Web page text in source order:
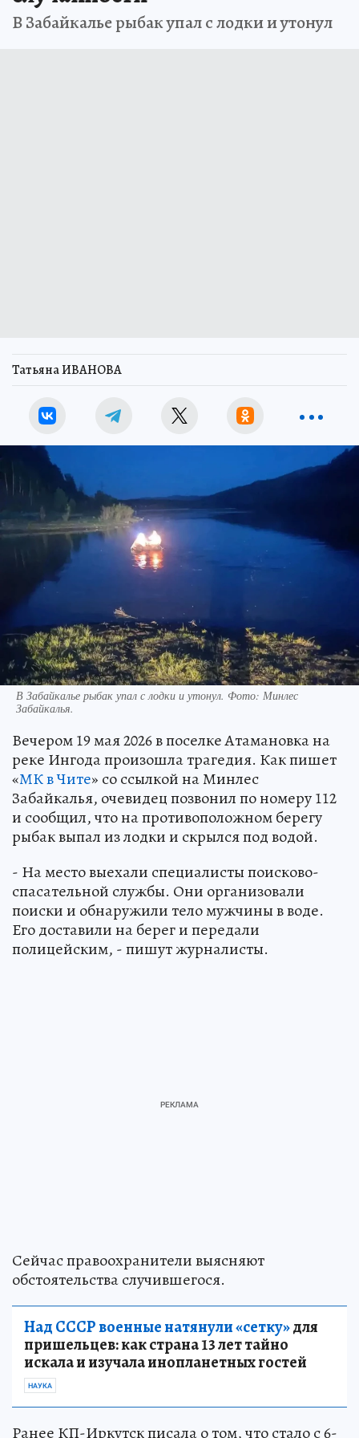
В Забайкалье рыбак упал с лодки и утонул
Татьяна ИВАНОВА
В Забайкалье рыбак упал с лодки и утонул. Фото: Минлес
Забайкалья.
Вечером 19 мая 2026 в поселке Атамановка на
реке Ингода произошла трагедия. Как пишет
«МК в Чите» со ссылкой на Минлес
Забайкалья, очевидец позвонил по номеру 112
и сообщил, что на противоположном берегу
рыбак выпал из лодки и скрылся под водой.
- На место выехали специалисты поисково-
спасательной службы. Они организовали
поиски и обнаружили тело мужчины в воде.
Его доставили на берег и передали
полицейским, - пишут журналисты.
Сейчас правоохранители выясняют
обстоятельства случившегося.
Над СССР военные натянули «сетку»для
пришельцев: как страна 13 лет тайно
искала и изучала инопланетных гостей
НАУКА
Ранее КП-Иркутск писала о том, что стало с 6-